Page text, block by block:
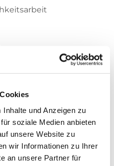
und Anzeigen zu
soziale Medien anbieten
unsere Website zu
wir Informationen zu Ihrer
an unsere Partner für